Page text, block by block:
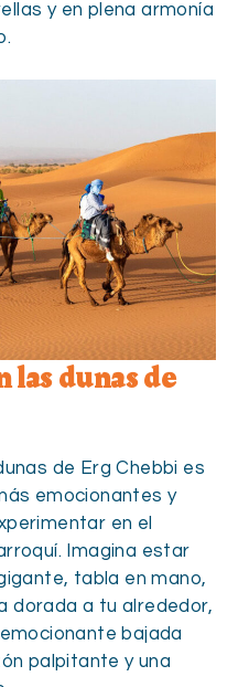
y en plena armonía
las dunas de
de Erg Chebbi es
emocionantes y
en el
Imagina estar
tabla en mano,
dorada a tu alrededor,
bajada
palpitante y una